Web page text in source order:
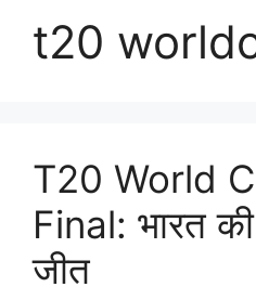
t20
T20 World
Final: भारत
जीत